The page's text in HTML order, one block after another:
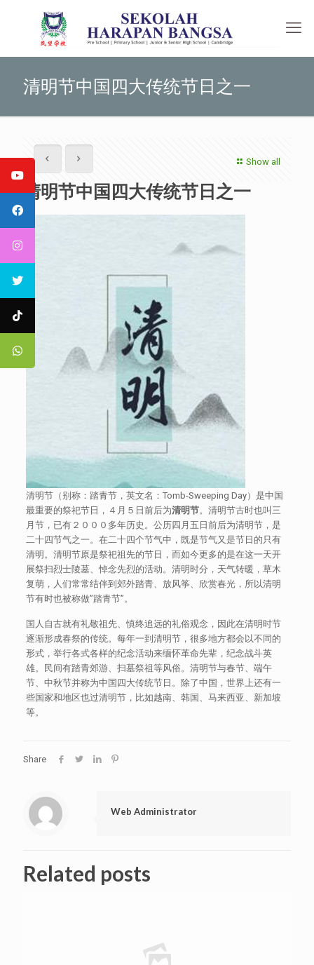
清明节中国四大传统节日之一
Show all
清明节中国四大传统节日之一
清明节（别称：踏青节，英文名：Tomb-Sweeping Day）是中国
最重要的祭祀节日，４月５日前后为清明节。清明节古时也叫三
月节，已有２０００多年历史。公历四月五日前后为清明节，是
二十四节气之一。在二十四个节气中，既是节气又是节日的只有
清明。清明节原是祭祀祖先的节日，而如今更多的是在这一天开
展祭扫烈士陵墓、悼念先烈的活动。清明时分，天气转暖，草木
复萌，人们常常结伴到郊外踏青、放风筝、欣赏春光，所以清明
节有时也被称做”踏青节”。
国人自古就有礼敬祖先、慎终追远的礼俗观念，因此在清明时节
逐渐形成春祭的传统。每年一到清明节，很多地方都会以不同的
形式，举行各式各样的纪念活动来缅怀革命先辈，纪念战斗英
雄。民间有踏青郊游、扫墓祭祖等风俗。清明节与春节、端午
节、中秋节并称为中国四大传统节日。除了中国，世界上还有一
些国家和地区也过清明节，比如越南、韩国、马来西亚、新加坡
等。
Share
Web Administrator
Related posts